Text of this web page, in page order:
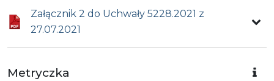
Załącznik 2 do Uchwały 5228.2021 z
27.07.2021
Metryczka